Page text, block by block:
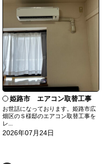
姫路市 エアコン取替工事
お世話になっております。姫路市広
畑区のＳ様邸のエアコン取替工事を
レ...
2026年07月24日